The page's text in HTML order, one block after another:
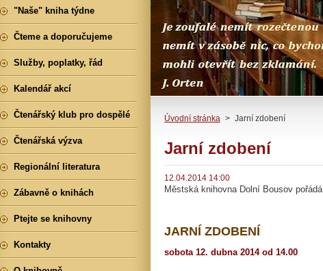
Úvodní stránka > Jarní zdobení
Jarní zdobení
12.04.2014 14:00
Městská knihovna Dolní Bousov pořádá
JARNÍ ZDOBENÍ
sobota 12. dubna 2014 od 14.00
"Naše" kniha týdne
Čteme a doporučujeme
Služby, poplatky, řád
Kalendář akcí
Čtenářský klub pro dospělé
Čtenářská výzva
Regionální literatura
Zábavně o knihách
Ptejte se knihovny
Kontakty